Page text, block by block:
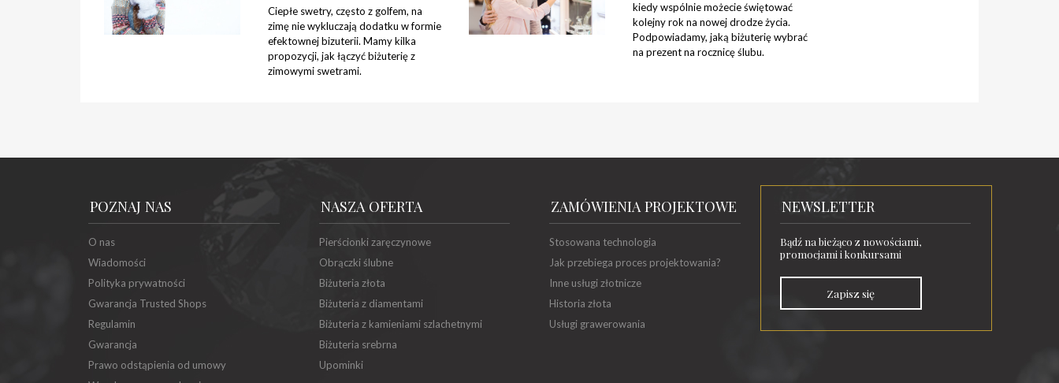
Ciepłe swetry, często z golfem, na
zimę nie wykluczają dodatku w formie
efektownej bizuterii. Mamy kilka
propozycji, jak łączyć biżuterię z
zimowymi swetrami.
kiedy wspólnie możecie świętować
kolejny rok na nowej drodze życia.
Podpowiadamy, jaką biżuterię wybrać
na prezent na rocznicę ślubu.
POZNAJ NAS
O nas
Wiadomości
Polityka prywatności
Gwarancja Trusted Shops
Regulamin
Gwarancja
Prawo odstąpienia od umowy
NASZA OFERTA
Pierścionki zaręczynowe
Obrączki ślubne
Biżuteria złota
Biżuteria z diamentami
Biżuteria z kamieniami szlachetnymi
Biżuteria srebrna
Upominki
ZAMÓWIENIA PROJEKTOWE
Stosowana technologia
Jak przebiega proces projektowania?
Inne usługi złotnicze
Historia złota
Usługi grawerowania
NEWSLETTER
Bądź na bieżąco z nowościami,
promocjami i konkursami
Zapisz się